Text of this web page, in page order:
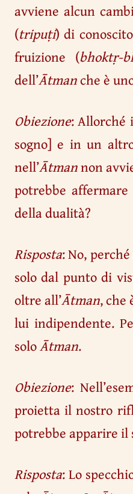
avviene alcun
(tripuṭi) di
fruizione (bhoktṛ-
dell’Ātmanche è
Obiezione: Allorché
sogno] e in un
nell’Ātmannon
potrebbe
della dualità?
Risposta: No,
solo dal punto di
oltre all’Ātman, che
lui indipendente.
soloĀtman.
Obiezione:
proietta il nostro
potrebbe apparire il
Risposta: Lo